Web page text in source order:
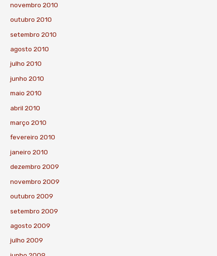
novembro 2010
outubro 2010
setembro 2010
agosto 2010
julho 2010
junho 2010
maio 2010
abril 2010
março 2010
fevereiro 2010
janeiro 2010
dezembro 2009
novembro 2009
outubro 2009
setembro 2009
agosto 2009
julho 2009